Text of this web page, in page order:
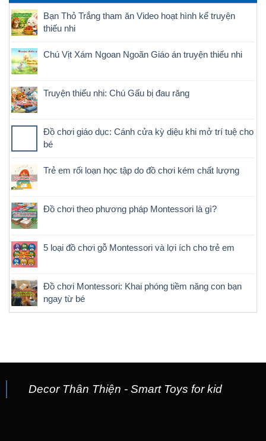
Bạn Thỏ Trắng tham ăn Video hoạt hình kể truyện
thiếu nhi
Chú Vịt Xám Ngoan Ngoãn Giáo án truyện thiếu nhi
Truyện thiếu nhi: Chú Gấu bị đau răng
Đồ chơi giáo dục: Cánh cửa kỳ diệu khi mở trí tuệ cho
bé
Trẻ em rối loạn học tập do đồ chơi kém chất lượng
Đồ chơi theo phương pháp Montessori là gì?
5 loại đồ chơi gỗ Montessori và lợi ích cho trẻ em
Đồ chơi Montessori: Khai phóng tiềm năng con bạn
ngay từ bé
Decor Thân Thiện - Smart Toys for kid